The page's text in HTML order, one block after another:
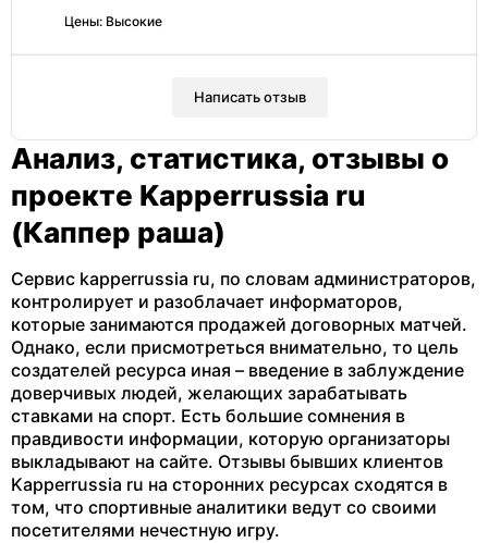
Цены: Высокие
Написать отзыв
Анализ, статистика, отзывы о
проекте Kapperrussia ru
(Каппер раша)
Сервис kapperrussia ru, по словам администраторов,
контролирует и разоблачает информаторов,
которые занимаются продажей договорных матчей.
Однако, если присмотреться внимательно, то цель
создателей ресурса иная – введение в заблуждение
доверчивых людей, желающих зарабатывать
ставками на спорт. Есть большие сомнения в
правдивости информации, которую организаторы
выкладывают на сайте. Отзывы бывших клиентов
Kapperrussia ru на сторонних ресурсах сходятся в
том, что спортивные аналитики ведут со своими
посетителями нечестную игру.